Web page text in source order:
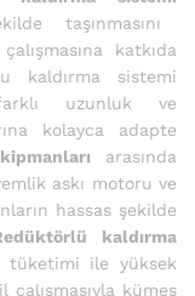
taşınmasını
katkıda
kaldırma sistemi
uzunluk ve
kolayca adapte
arasında
askı motoru ve
hassas şekilde
kaldırma
tüketimi ile yüksek
kümes